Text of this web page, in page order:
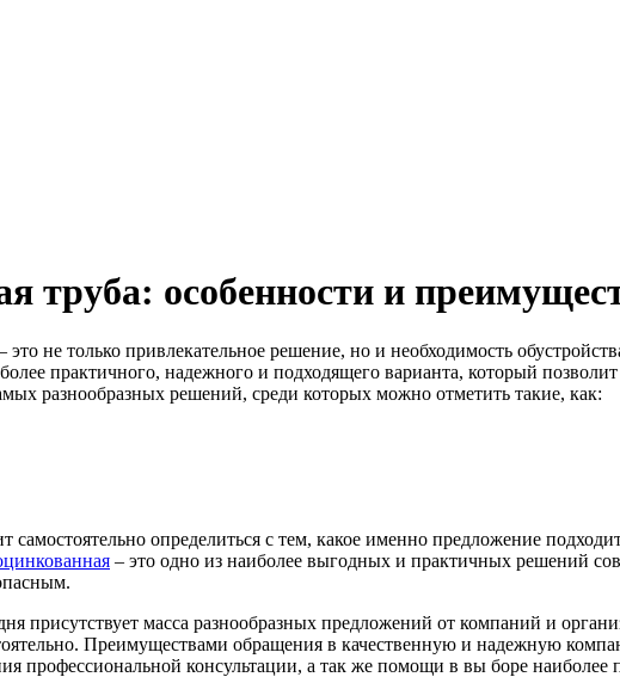
труба: особенности и
не только привлекательное решение, но и необходимость
практичного, надежного и подходящего варианта, который
разнообразных решений, среди которых можно отметить такие, как:
определиться с тем, какое именно предложение
– это одно из наиболее выгодных и практичных решений
присутствует масса разнообразных предложений от компаний и
Преимуществами обращения в качественную и надежную
профессиональной консультации, а так же помощи в вы боре наиболее